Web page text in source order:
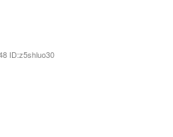
ID:z5shluo30